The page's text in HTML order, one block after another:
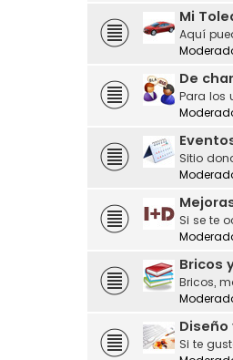
Mi
Aquí
De
Para los
Sitio
Si se te
Bricos
Bricos,
Si te